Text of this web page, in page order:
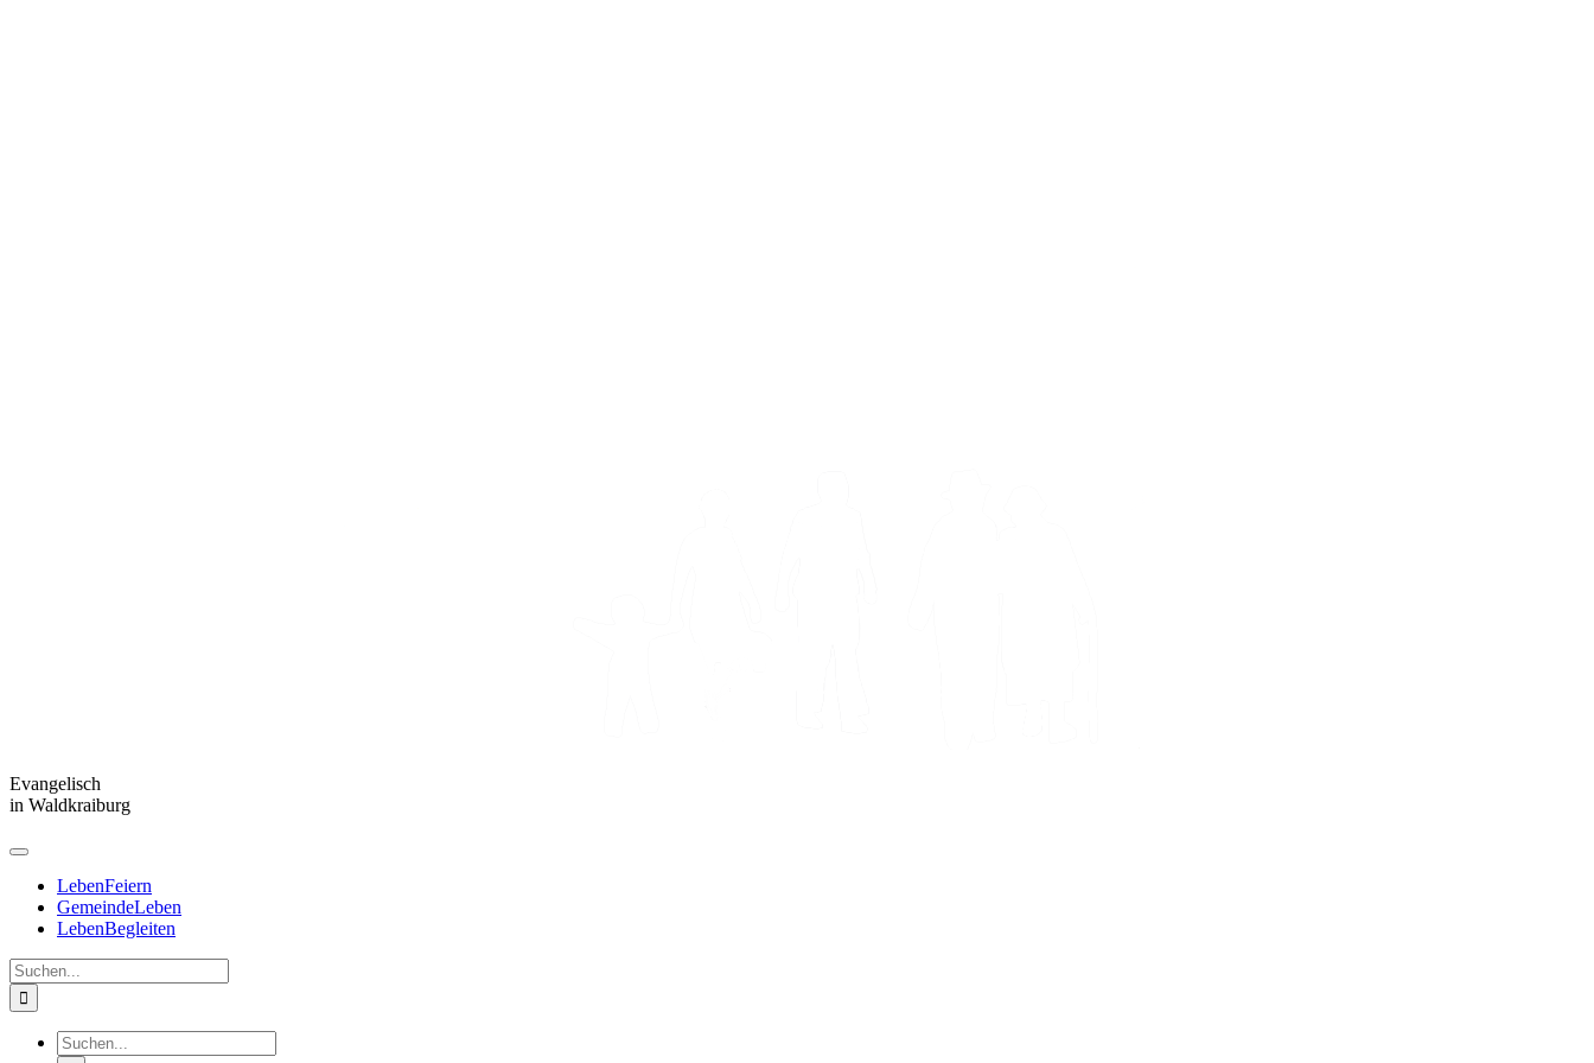
Evangelisch
in Waldkraiburg
Toggle
NavigationLebenFeiern
GemeindeLeben
LebenBegleiten
Suche
nach:
Suche